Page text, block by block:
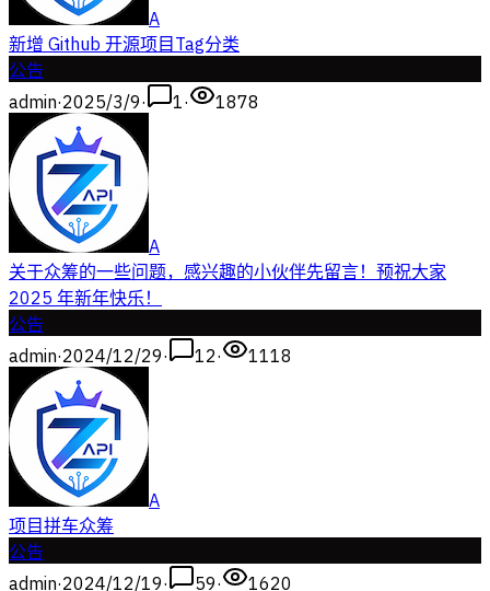
A
新增 Github 开源项目Tag分类
公告
admin·2025/3/9· 1· 1878
A
关于众筹的一些问题，感兴趣的小伙伴先留言！预祝大家
2025 年新年快乐！
公告
admin·2024/12/29· 12· 1118
A
项目拼车众筹
公告
admin·2024/12/19· 59· 1620